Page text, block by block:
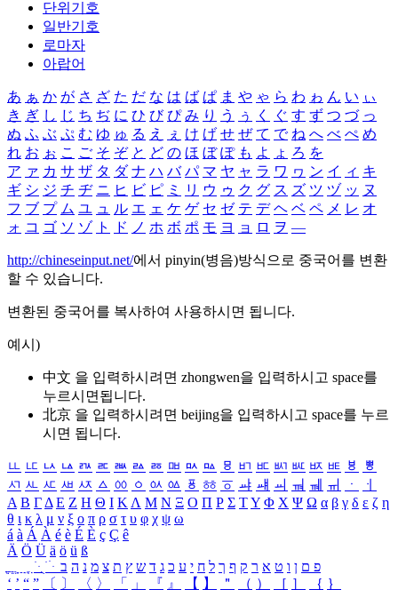
단위기호
일반기호
로마자
아랍어
あ ぁ か が さ ざ た だ な は ば ぱ ま や ゃ ら わ ゎ ん い ぃ
き ぎ し じ ち ぢ に ひ び ぴ み り う ぅ く ぐ す ず つ づ っ
ぬ ふ ぶ ぷ む ゆ ゅ る え ぇ け げ せ ぜ て で ね へ べ ぺ め
れ お ぉ こ ご そ ぞ と ど の ほ ぼ ぽ も よ ょ ろ を
ア ァ カ サ ザ タ ダ ナ ハ バ パ マ ヤ ャ ラ ワ ヮ ン イ ィ キ
ギ シ ジ チ ヂ ニ ヒ ビ ピ ミ リ ウ ゥ ク グ ス ズ ツ ヅ ッ ヌ
フ ブ プ ム ユ ュ ル エ ェ ケ ゲ セ ゼ テ デ ヘ ベ ペ メ レ オ
ォ コ ゴ ソ ゾ ト ド ノ ホ ボ ポ モ ヨ ョ ロ ヲ ―
http://chineseinput.net/에서 pinyin(병음)방식으로 중국어를 변환
할 수 있습니다.
변환된 중국어를 복사하여 사용하시면 됩니다.
예시)
中文 을 입력하시려면 zhongwen을 입력하시고 space를
누르시면됩니다.
北京 을 입력하시려면 beijing을 입력하시고 space를 누르
시면 됩니다.
ㅥ ㅦ ㅧ ㅨ ㅩ ㅪ ㅫ ㅬ ㅭ ㅮ ㅯ ㅰ ㅱ ㅲ ㅳ ㅴ ㅵ ㅶ ㅷ ㅸ
ㅹ
ㅺ ㅻ ㅼ ㅽ ㅾ ㅿ ㆀ ㆁ ㆂ ㆃ ㆄ ㆅ ㆆ ㆇ ㆈ ㆉ ㆊ ㆋ ㆌ ㆍ
ㆎ
Α Β ΓΔ Ε Ζ Η Θ Ι ΚΛ Μ Ν Ξ Ο Π Ρ Σ ΤΥ Φ Χ Ψ Ω α β γ δ ε ζ η
θ ι κ λ μ ν ξ ο π ρ σ τ υ φ χ ψ ω
á à Á À é è É È ç Ç ê
Ä Ö Ü ä ö ü ß
ִֶֹ ֻּ ׁׂ פ ם ן ו ט א ר ק ף ך ל ח י ע כ ג ד ש ץ ת צ מ נ ה ב
‘ ’ “ ” 〔 〕 〈 〉 「 」 『 』 【 】 ＂ （ ） ［ ］ ｛ ｝